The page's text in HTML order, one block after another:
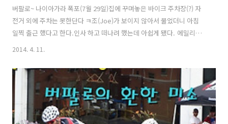
버팔로~ 나이아가라 폭포(7월 29일)집에 꾸며놓은 바이크 주차장(?) 자
전거 외에 주차는 못한단다 ㅋ조(Joe)가 보이지 않아서 물었더니 아침
일찍 출근 했다고 한다.인사 하고 떠나려 했는데 아쉽게 됐다. 에밀리
(emmalee)가 오늘밤 지낼 웜샤워 호스트 구했냐고 해서 구하지못했다
다고 했다. 웜샤워에 가입된 회원은 아니지만 부탁을 하면하루 잘 수 있
는게 가능할 수도 있다고 했다. 그러나 확신은 못한다고 했다.잠시 에밀
리(emmalee)가 전화가 끝날때까지 기다렸다.전화 통화가 끝나고 에밀
리(emmalee)의 표정을 보니 잘 안된 것 같다.에밀리(emmalee) : "친
구가 어렵다고 합니다." 나 : "그럼 어쩔 수 없지요, 아무튼 ..
2014. 4. 11.